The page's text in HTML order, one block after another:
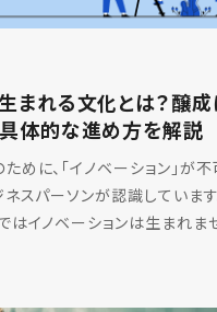
まれる文化とは？醸
体的な進め方を解説
めに、「イノベーション」が
スパーソンが認識しています
はイノベーションは生まれま